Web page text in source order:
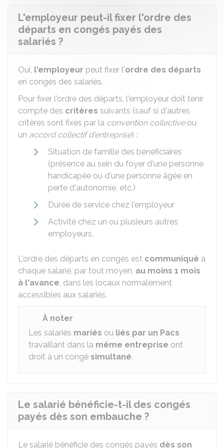
L'employeur peut-il fixer l'ordre des
départs en congés payés des
salariés ?
Oui, l'employeur peut fixer l'ordre des départs
en congés des salariés.
Pour fixer l'ordre des départs, l'employeur doit tenir
compte des critères suivants (sauf si d'autres
critères sont fixés par la convention collectiveou
un accord collectif d'entreprise) :
Situation de famille des bénéficiaires
(présence au sein du foyer d'une personne
handicapée ou d'une personne âgée en
perte d'autonomie, etc.)
Durée de service chez l'employeur
Activité chez un ou plusieurs autres
employeurs.
L'ordre des départs en congés est communiqué à
chaque salarié, par tout moyen, au moins 1 mois
à l'avance, dans les locaux normalement
accessibles aux salariés.
À noter
Les salariés mariés ou liés par un Pacs
travaillant dans la même entreprise ont
droit à un congé simultané.
Le salarié bénéficie-t-il des congés
payés dès son embauche ?
Le salarié bénéficie des congés payés dès son